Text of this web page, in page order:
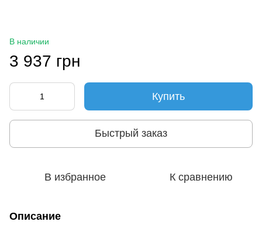
В наличии
3 937 грн
Купить
Быстрый заказ
В избранное К сравнению
Описание